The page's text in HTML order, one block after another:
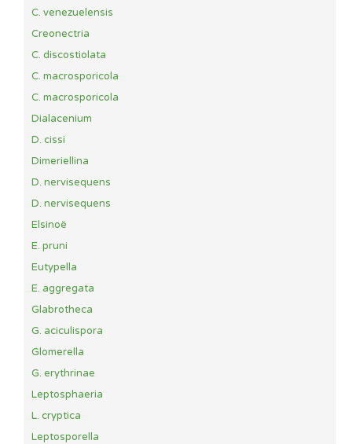
C. venezuelensis
Creonectria
C. discostiolata
C. macrosporicola
C. macrosporicola
Dialacenium
D. cissi
Dimeriellina
D. nervisequens
D. nervisequens
Elsinoë
E. pruni
Eutypella
E. aggregata
Glabrotheca
G. aciculispora
Glomerella
G. erythrinae
Leptosphaeria
L. cryptica
Leptosporella